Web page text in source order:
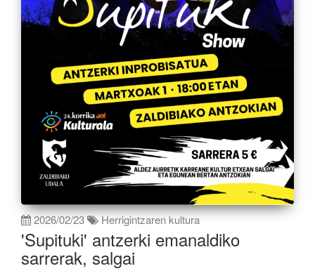
2026/02/23 Herrigintzaren kultura
'Supituki' antzerki emanaldiko
sarrerak, salgai